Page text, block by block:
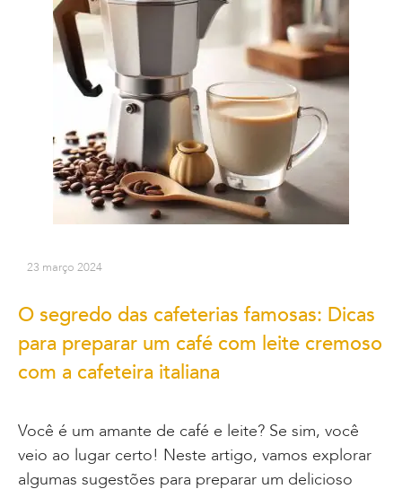
23 março 2024
O segredo das cafeterias famosas: Dicas
para preparar um café com leite cremoso
com a cafeteira italiana
Você é um amante de café e leite? Se sim, você
veio ao lugar certo! Neste artigo, vamos explorar
algumas sugestões para preparar um delicioso